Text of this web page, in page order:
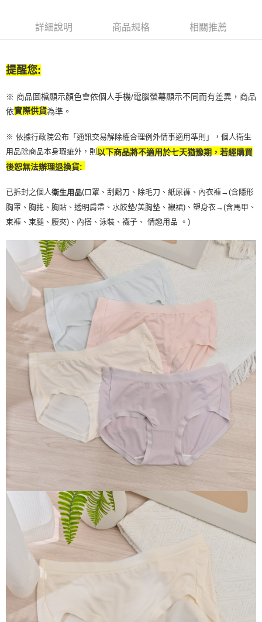
３．未成年的使用者請事先徵得法定代理人或監護人之同意方可使用
「AFTEE先享後付」，若未經同意申辦者引起之損失，本公司不負相關責
時審查核予不同之上限額度；若仍有額度不足之情形，本公司將視審查結果
請求用戶進行身份認證。
恩沛科技股份有限公司將有權停止該用戶之使用額度並採取法律行動。
宅配(本島)
付款後寶雅門市自取(由倉庫統一出貨)
詳細說明 商品規格 相關推薦
提醒您:
※ 商品圖檔顯示顏色會依個人手機/電腦螢幕顯示不同而有差異，商品
依實際供貨為準。
※ 依據行政院公布「通訊交易解除權合理例外情事適用準則」，個人衛生
用品除商品本身瑕疵外，則以下商品將不適用於七天猶豫期，若經購買
後恕無法辦理退換貨:
已拆封之個人衛生用品(口罩、刮鬍刀、除毛刀、紙尿褲、內衣褲→(含隱形
胸罩、胸扥、胸貼、透明肩帶、水餃墊/美胸墊、襯裙)、塑身衣→(含馬甲、
束褲、束腿、腰夾) 、內搭、泳裝、襪子、 情趣用品 。)